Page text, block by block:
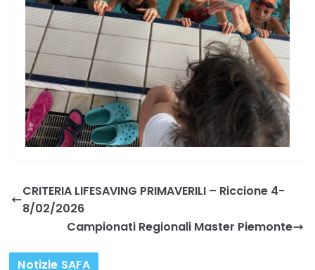
CRITERIA LIFESAVING PRIMAVERILI – Riccione 4-
8/02/2026
Campionati Regionali Master Piemonte
Notizie SAFA